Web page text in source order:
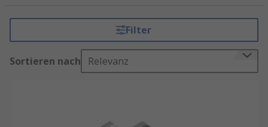
niedrigeren Frequenzen bekannt sind. Hinzu
kommen noch Drosselspulen, sie können effektiv
Hochfrequenzrauschen filtern. Diese kleinen,
aber leistungsstarken Bauelemente sind
Filter
Sortieren nach Relevanz